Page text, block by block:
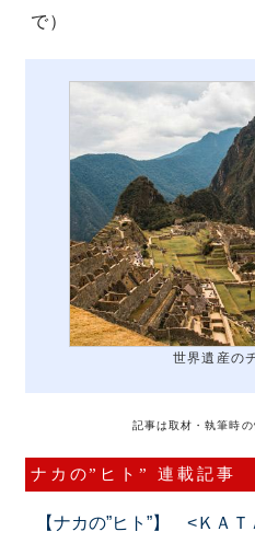
で）
世界遺産の
記事は取材・執筆時
ナカの”ヒト” 連載記事
【ナカの”ヒト”】 <ＫＡ